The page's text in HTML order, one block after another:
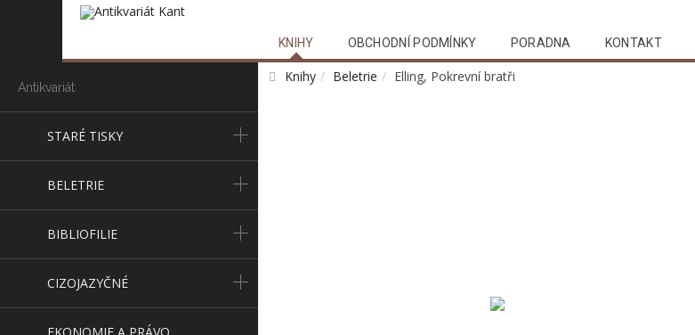
KNIHY OBCHODNÍ PODMÍNKY PORADNA KONTAKT
Antikvariát
STARÉ TISKY
BELETRIE
BIBLIOFILIE
CIZOJAZYČNÉ
Knihy Beletrie Elling, Pokrevní bratři